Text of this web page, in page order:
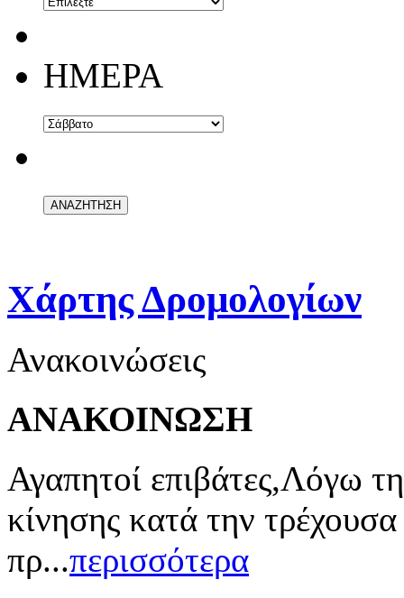
ΗΜΕΡΑ
Χάρτης Δρομολογίων
Ανακοινώσεις
ΑΝΑΚΟΙΝΩΣΗ
Αγαπητοί επιβάτες,Λόγω
κίνησης κατά την
πρ...περισσότερα